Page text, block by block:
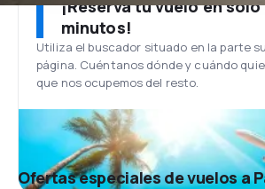
¡Reserva tu vuelo en
minutos!
Utiliza el buscador situado en la parte
página. Cuéntanos dónde y cuándo
que nos ocupemos del resto.
Ofertas especiales de vuelos a